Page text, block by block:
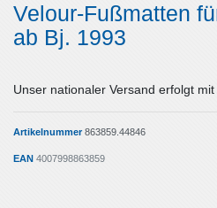
Velour-Fußmatten
ab Bj. 1993
Unser nationaler Versand erfolgt mit
Artikelnummer863859.44846
EAN 4007998863859